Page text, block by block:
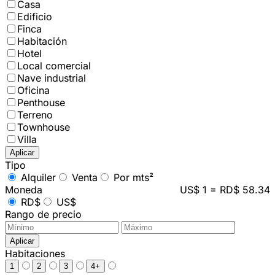
Casa
Edificio
Finca
Habitación
Hotel
Local comercial
Nave industrial
Oficina
Penthouse
Terreno
Townhouse
Villa
Aplicar
Tipo
Alquiler
Venta
Por mts²
Moneda
US$ 1 = RD$ 58.34
RD$
US$
Rango de precio
Aplicar
Habitaciones
1 2 3 4+